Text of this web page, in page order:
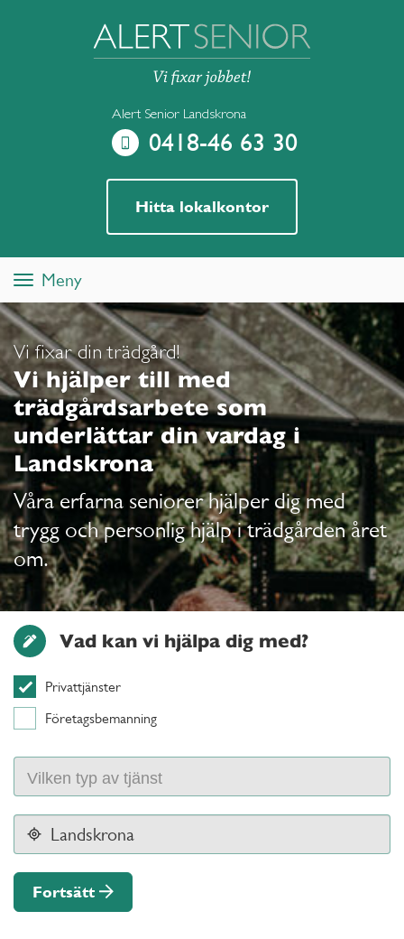
Alert Senior Landskrona
0418-46 63 30
Hitta lokalkontor
Toggle
navigation
Meny
Vi fixar din trädgård!
Vi hjälper till med
trädgårdsarbete som
underlättar din vardag i
Landskrona
Våra erfarna seniorer hjälper dig med
trygg och personlig hjälp i trädgården året
om.
Vad kan vi hjälpa dig med?
Privattjänster
Företagsbemanning
Fortsätt